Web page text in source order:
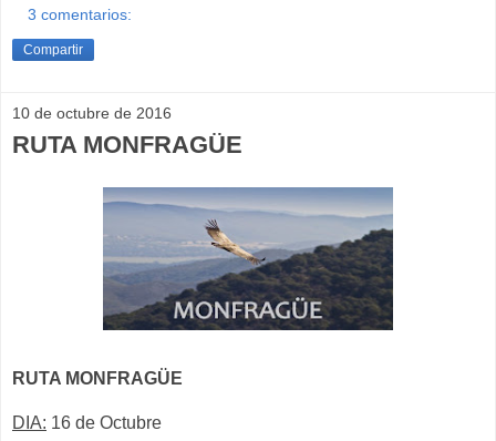
3 comentarios:
Compartir
10 de octubre de 2016
RUTA MONFRAGÜE
RUTA MONFRAGÜE
DIA: 16 de Octubre